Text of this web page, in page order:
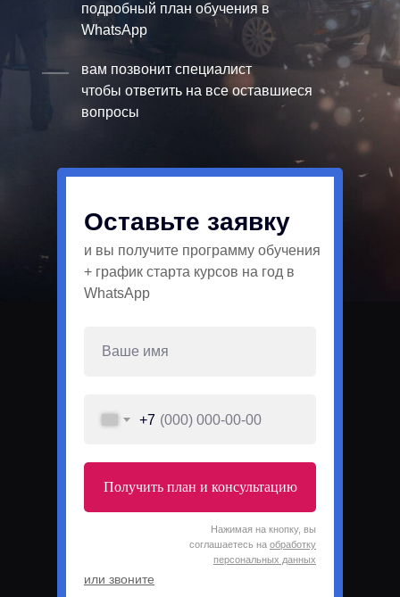
подробный план обучения в
WhatsApp
Оставьте заявку
и вы получите программу обучения
+ график старта курсов на год в
WhatsApp
Нажимая на кнопку, вы
соглашаетесь на обработку
персональных данных
вам позвонит специалист
чтобы ответить на все оставшиеся
вопросы
или звоните
+7
Получить план и консультацию